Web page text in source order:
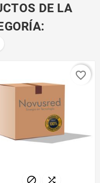
DE LA
 
favorite_border